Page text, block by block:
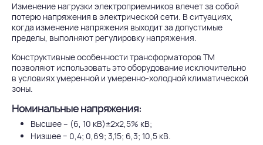
Изменение нагрузки электроприемников влечет за собой
потерю напряжения в электрической сети. В ситуациях,
когда изменение напряжения выходит за допустимые
пределы, выполняют регулировку напряжения.
Конструктивные особенности трансформаторов ТМ
позволяют использовать это оборудование исключительно
в условиях умеренной и умеренно-холодной климатической
зоны.
Номинальные напряжения:
Высшее – (6, 10 кВ)±2х2,5% кВ;
Низшее − 0,4; 0,69; 3,15; 6,3; 10,5 кВ.